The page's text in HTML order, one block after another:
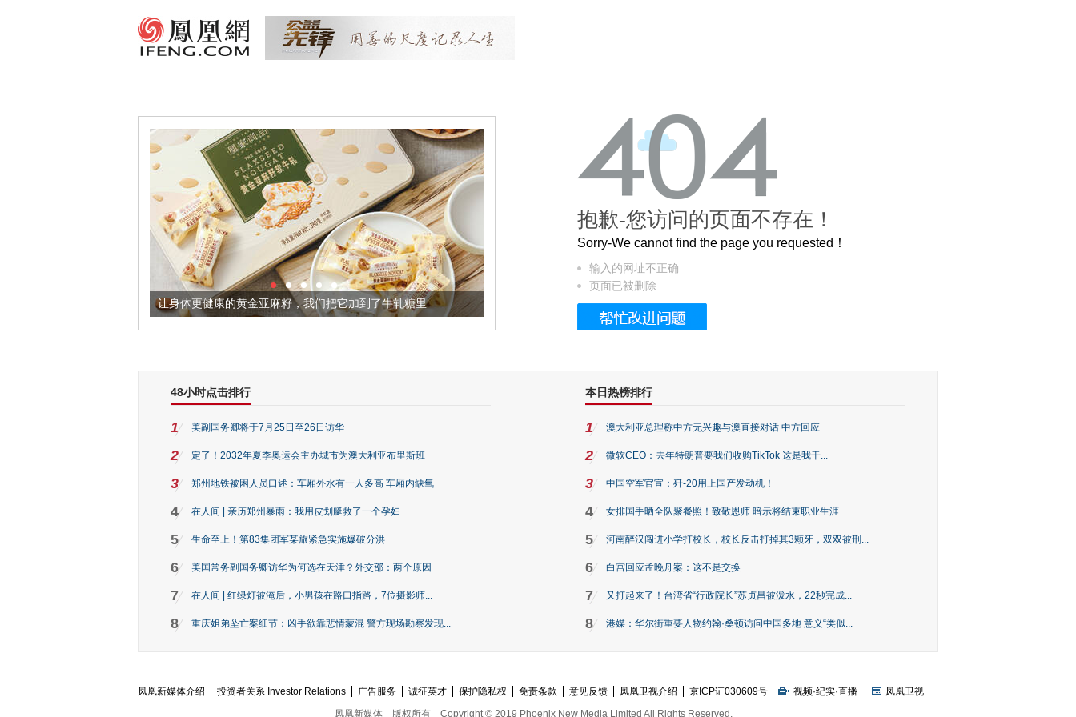
让身体更健康的黄金亚麻籽，我们把它加到了牛轧糖里 被列入佛家七宝的它到底有多美？
抱歉-您访问的页面不存在！
Sorry-We cannot find the page you requested！
输入的网址不正确
页面已被删除
48小时点击排行
1 美副国务卿将于7月25日至26日访华
2 定了！2032年夏季奥运会主办城市为澳大利亚布里斯班
3 郑州地铁被困人员口述：车厢外水有一人多高 车厢内缺氧
4 在人间 | 亲历郑州暴雨：我用皮划艇救了一个孕妇
5 生命至上！第83集团军某旅紧急实施爆破分洪
6 美国常务副国务卿访华为何选在天津？外交部：两个原因
7 在人间 | 红绿灯被淹后，小男孩在路口指路，7位摄影师...
8 重庆姐弟坠亡案细节：凶手欲靠悲情蒙混 警方现场勘察发现...
本日热榜排行
1 澳大利亚总理称中方无兴趣与澳直接对话 中方回应
2 微软CEO：去年特朗普要我们收购TikTok 这是我干...
3 中国空军官宣：歼-20用上国产发动机！
4 女排国手晒全队聚餐照！致敬恩师 暗示将结束职业生涯
5 河南醉汉闯进小学打校长，校长反击打掉其3颗牙，双双被刑...
6 白宫回应孟晚舟案：这不是交换
7 又打起来了！台湾省“行政院长”苏贞昌被泼水，22秒完成...
8 港媒：华尔街重要人物约翰·桑顿访问中国多地 意义“类似...
凤凰新媒体介绍 投资者关系 Investor Relations 广告服务 诚征英才 保护隐私权 免责条款 意见反馈 凤凰卫视介绍 京ICP证030609号 视频·纪实·直播
凤凰卫视
凤凰新媒体
版权所有 Copyright © 2019 Phoenix New Media Limited All Rights Reserved.